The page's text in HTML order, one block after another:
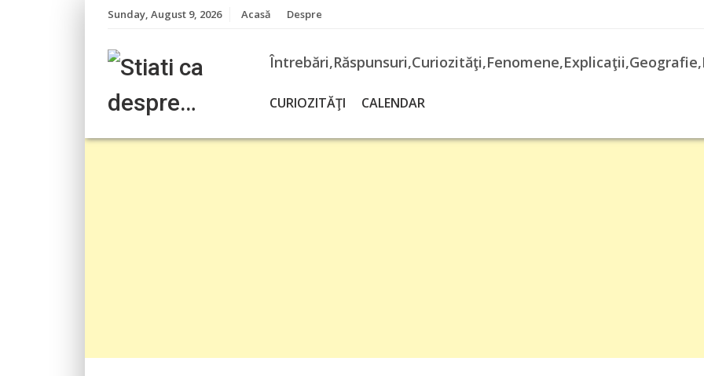
Sunday, August 9, 2026 Acasă Despre
CURIOZITĂŢI CALENDAR